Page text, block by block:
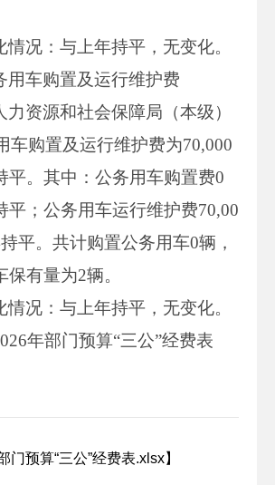
情况：与上年持平，无变化。
用车购置及运行维护费
力资源和社会保障局（本级）
车购置及运行维护费为70,000
平。其中：公务用车购置费0
平；公务用车运行维护费70,00
平。共计购置公务用车0辆，
有量为2辆。
情况：与上年持平，无变化。
年部门预算“三公”经费表
门预算“三公”经费表.xlsx】